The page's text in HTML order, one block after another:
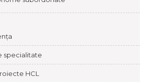
specialitate
HCL